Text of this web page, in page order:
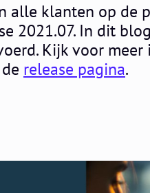
alle klanten op de
2021.07. In dit
Kijk voor
release pagina.